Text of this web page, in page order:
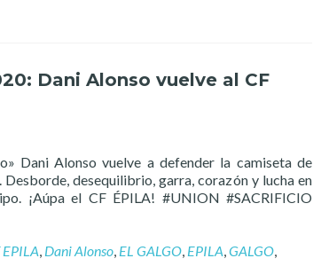
Dani Alonso vuelve al CF
Dani Alonso vuelve a defender la camiseta de
desequilibrio, garra, corazón y lucha en
¡Aúpa el CF ÉPILA! #UNION #SACRIFICIO
EPILA, Dani Alonso, EL GALGO, EPILA,GALGO,